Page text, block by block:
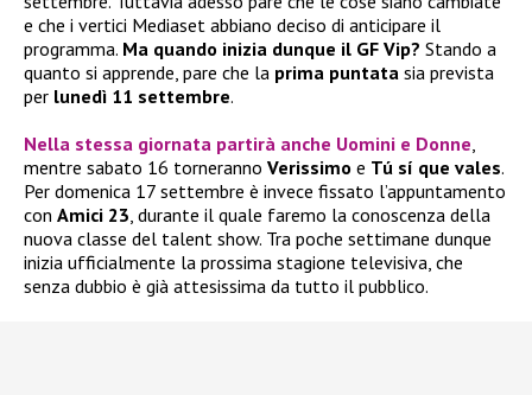
e che i vertici Mediaset abbiano deciso di anticipare il
programma. Ma quando inizia dunque il GF Vip? Stando a
quanto si apprende, pare che la prima puntata sia prevista
per lunedì 11 settembre.
Nella stessa giornata partirà anche Uomini e Donne,
mentre sabato 16 torneranno Verissimo e Tú sí que vales.
Per domenica 17 settembre è invece fissato l’appuntamento
con Amici 23, durante il quale faremo la conoscenza della
nuova classe del talent show. Tra poche settimane dunque
inizia ufficialmente la prossima stagione televisiva, che
senza dubbio è già attesissima da tutto il pubblico.